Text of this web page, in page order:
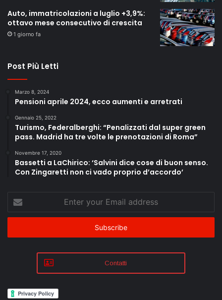
Auto, immatricolazioni a luglio +3,9%:
ottavo mese consecutivo di crescita
1 giorno fa
Post Più Letti
Marzo 8, 2024
Pensioni aprile 2024, ecco aumenti e arretrati
Gennaio 25, 2022
Turismo, Federalberghi: “Penalizzati dal super green
pass. Madrid ha tre volte le prenotazioni di Roma”
Novembre 17, 2020
Bassetti a LaChirico: ‘Salvini dice cose di buon senso.
Con Zingaretti non ci vado proprio d’accordo’
your
Email
Contatti